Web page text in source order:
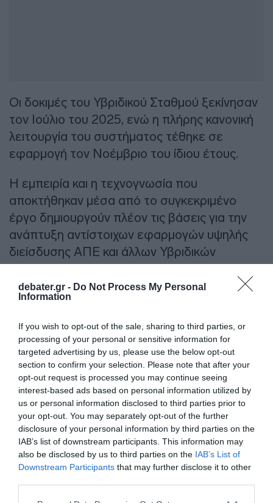
debater.gr - Do Not Process My Personal
Information
If you wish to opt-out of the sale, sharing to third parties, or
processing of your personal or sensitive information for
targeted advertising by us, please use the below opt-out
section to confirm your selection. Please note that after your
opt-out request is processed you may continue seeing
interest-based ads based on personal information utilized by
us or personal information disclosed to third parties prior to
your opt-out. You may separately opt-out of the further
disclosure of your personal information by third parties on the
IAB’s list of downstream participants. This information may
also be disclosed by us to third parties on the IAB’s List of
Downstream Participants that may further disclose it to other
Οι δοκιμές του Υβριδικού Σταθμού ξεκίνησαν
τον Ιούλιο του 2025, ενώ η πλήρης κανονική
λειτουργία του συστήματος τέθηκε σε
εφαρμογή τον Νοέμβριο του ίδιου έτους.
Η εμπειρία και η τεχνογνωσία που
αποκτήθηκαν μέσα από το συγκεκριμένο
έργο δημιουργούν πλέον τις βάσεις για την
ανάπτυξη αντίστοιχων εφαρμογών υψηλής
διείσδυσης ΑΠΕ και άλλων Υβριδικών
Σταθμών στα Μη Διασυνδεδεμένα Νησιά της
χώρας.
Ένα μοντέλο για το